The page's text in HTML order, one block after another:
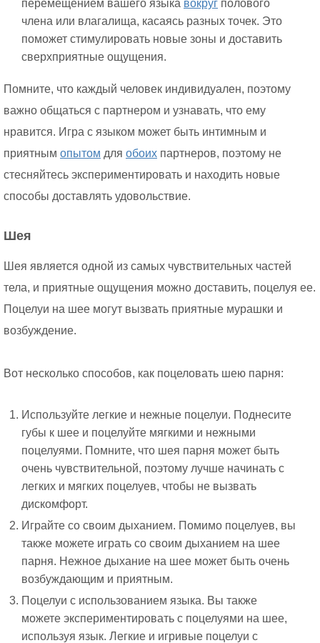
перемещением вашего языка вокруг полового
члена или влагалища, касаясь разных точек. Это
поможет стимулировать новые зоны и доставить
сверхприятные ощущения.
Помните, что каждый человек индивидуален, поэтому
важно общаться с партнером и узнавать, что ему
нравится. Игра с языком может быть интимным и
приятным опытом для обоих партнеров, поэтому не
стесняйтесь экспериментировать и находить новые
способы доставлять удовольствие.
Шея
Шея является одной из самых чувствительных частей
тела, и приятные ощущения можно доставить, поцелуя ее.
Поцелуи на шее могут вызвать приятные мурашки и
возбуждение.
Вот несколько способов, как поцеловать шею парня:
Используйте легкие и нежные поцелуи. Поднесите
губы к шее и поцелуйте мягкими и нежными
поцелуями. Помните, что шея парня может быть
очень чувствительной, поэтому лучше начинать с
легких и мягких поцелуев, чтобы не вызвать
дискомфорт.
Играйте со своим дыханием. Помимо поцелуев, вы
также можете играть со своим дыханием на шее
парня. Нежное дыхание на шее может быть очень
возбуждающим и приятным.
Поцелуи с использованием языка. Вы также
можете экспериментировать с поцелуями на шее,
используя язык. Легкие и игривые поцелуи с